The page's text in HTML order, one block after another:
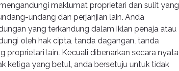
maklumat proprietari dan sulit yang
undang dan perjanjian lain. Anda
yang terkandung dalam iklan penaja atau
oleh hak cipta, tanda dagangan, tanda
lain. Kecuali dibenarkan secara nyata
ketiga yang betul, anda bersetuju untuk tidak